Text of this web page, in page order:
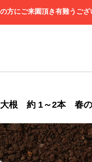
方にご来園頂き有難うござ
大根 約 1～2本 春の